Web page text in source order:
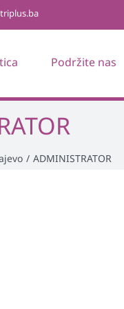
Podržite nas
/ ADMINISTRATOR